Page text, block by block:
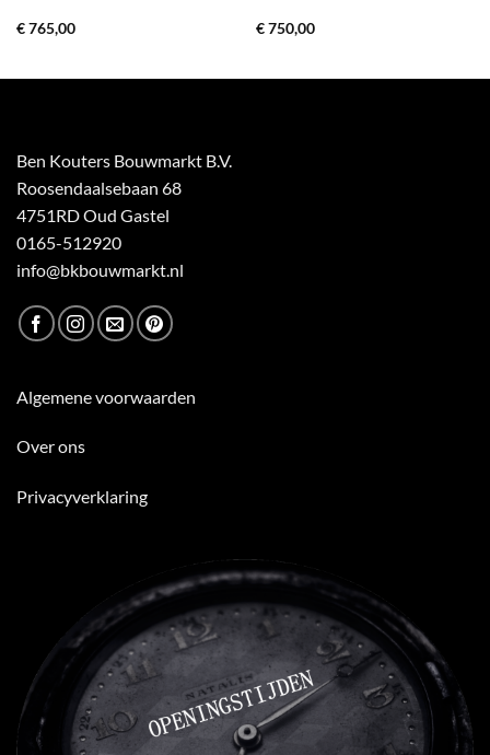
€765,00 €750,00
Ben Kouters Bouwmarkt B.V.
Roosendaalsebaan 68
4751RD Oud Gastel
0165-512920
info@bkbouwmarkt.nl
Algemene voorwaarden
Over ons
Privacyverklaring